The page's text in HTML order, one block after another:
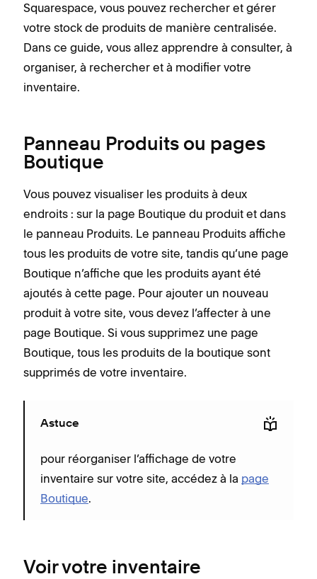
Squarespace, vous pouvez rechercher et gérer
votre stock de produits de manière centralisée.
Dans ce guide, vous allez apprendre à consulter, à
organiser, à rechercher et à modifier votre
inventaire.
Panneau Produits ou pages
Boutique
Vous pouvez visualiser les produits à deux
endroits : sur la page Boutique du produit et dans
le panneau Produits. Le panneau Produits affiche
tous les produits de votre site, tandis qu’une page
Boutique n’affiche que les produits ayant été
ajoutés à cette page. Pour ajouter un nouveau
produit à votre site, vous devez l’affecter à une
page Boutique. Si vous supprimez une page
Boutique, tous les produits de la boutique sont
supprimés de votre inventaire.
Astuce
pour réorganiser l’affichage de votre
inventaire sur votre site, accédez à la page
Boutique.
Voir votre inventaire